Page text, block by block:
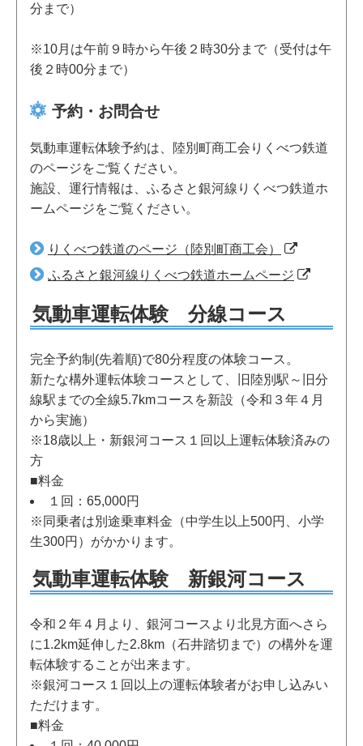
分まで）
※10月は午前９時から午後２時30分まで（受付は午
後２時00分まで）
予約・お問合せ
気動車運転体験予約は、陸別町商工会りくべつ鉄道
のページをご覧ください。
施設、運行情報は、ふるさと銀河線りくべつ鉄道ホ
ームページをご覧ください。
りくべつ鉄道のページ（陸別町商工会）
ふるさと銀河線りくべつ鉄道ホームページ
気動車運転体験 分線コース
完全予約制(先着順)で80分程度の体験コース。
新たな構外運転体験コースとして、旧陸別駅～旧分
線駅までの全線5.7kmコースを新設（令和３年４月
から実施）
※18歳以上・新銀河コース１回以上運転体験済みの
方
■料金
１回：65,000円
※同乗者は別途乗車料金（中学生以上500円、小学
生300円）がかかります。
気動車運転体験 新銀河コース
令和２年４月より、銀河コースより北見方面へさら
に1.2km延伸した2.8km（石井踏切まで）の構外を運
転体験することが出来ます。
※銀河コース１回以上の運転体験者がお申し込みい
ただけます。
■料金